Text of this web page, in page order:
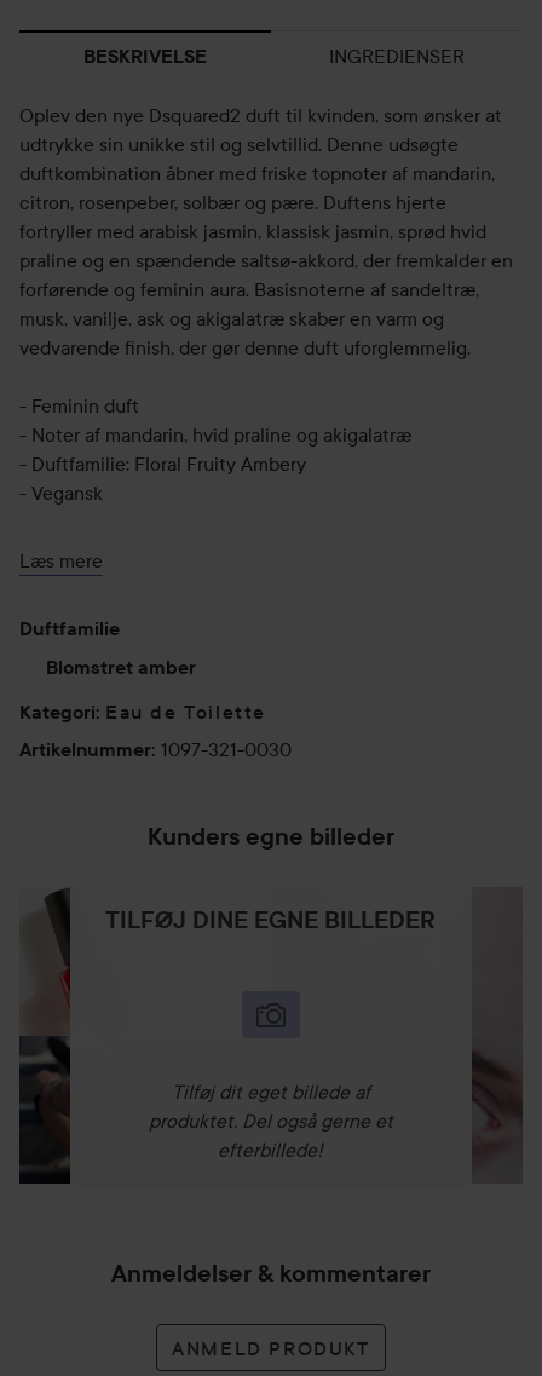
BESKRIVELSE INGREDIENSER
Oplev den nye Dsquared2 duft til kvinden, som ønsker at
udtrykke sin unikke stil og selvtillid. Denne udsøgte
duftkombination åbner med friske topnoter af mandarin,
citron, rosenpeber, solbær og pære. Duftens hjerte
fortryller med arabisk jasmin, klassisk jasmin, sprød hvid
praline og en spændende saltsø-akkord, der fremkalder en
forførende og feminin aura. Basisnoterne af sandeltræ,
musk, vanilje, ask og akigalatræ skaber en varm og
vedvarende finish, der gør denne duft uforglemmelig.
- Feminin duft
- Noter af mandarin, hvid praline og akigalatræ
- Duftfamilie: Floral Fruity Ambery
- Vegansk
Top: Mandarin, citron, rosenpeber, solbær, pære
Hjerte: Arabisk jasmin, jasmin, praline, saltsø-akkord
30 ml
Læs mere
Duftfamilie
Blomstret amber
Kategori: Eau de Toilette
Artikelnummer: 1097-321-0030
Kunders egne billeder
TILFØJ DINE EGNE BILLEDER
Tilføj dit eget billede af
produktet. Del også gerne et
efterbillede!
Anmeldelser & kommentarer
ANMELD PRODUKT